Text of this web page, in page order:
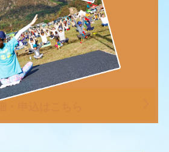
滋賀県
ノ高原キャンプ場
【申込期間】
日(金)14:00～
日(月)10:00
・申込はこちら